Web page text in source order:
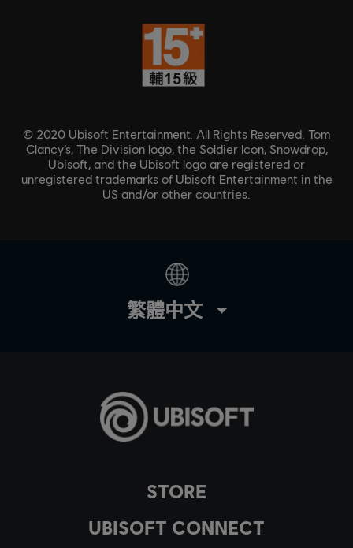
STORE
UBISOFT CONNECT
© 2020 Ubisoft Entertainment. All Rights Reserved. Tom
Clancy’s, The Division logo, the Soldier Icon, Snowdrop,
Ubisoft, and the Ubisoft logo are registered or
unregistered trademarks of Ubisoft Entertainment in the
US and/or other countries.
繁體中文